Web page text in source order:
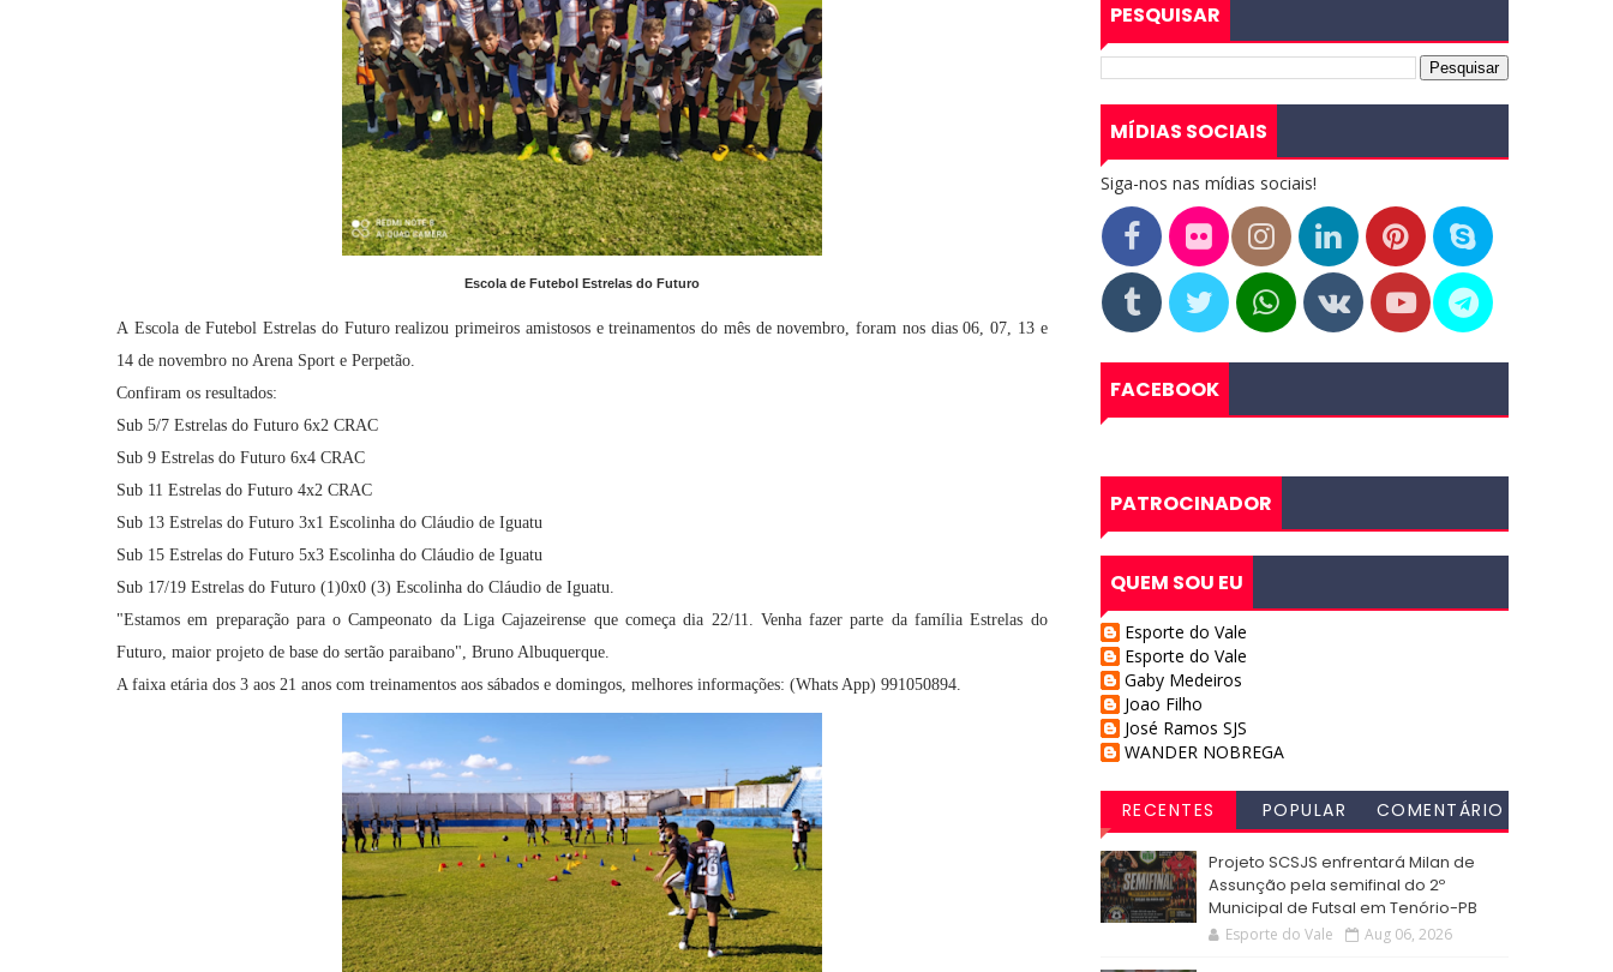
Escola de Futebol Estrelas do Futuro
A Escola de Futebol Estrelas do Futuro realizou primeiros amistosos e treinamentos do mês de novembro, foram nos dias 06, 07, 13 e
14 de novembro no Arena Sport e Perpetão.
Confiram os resultados:
Sub 5/7 Estrelas do Futuro 6x2 CRAC
Sub 9 Estrelas do Futuro 6x4 CRAC
Sub 11 Estrelas do Futuro 4x2 CRAC
Sub 13 Estrelas do Futuro 3x1 Escolinha do Cláudio de Iguatu
Sub 15 Estrelas do Futuro 5x3 Escolinha do Cláudio de Iguatu
Sub 17/19 Estrelas do Futuro (1)0x0 (3) Escolinha do Cláudio de Iguatu.
"Estamos em preparação para o Campeonato da Liga Cajazeirense que começa dia 22/11. Venha fazer parte da família Estrelas do
Futuro, maior projeto de base do sertão paraibano", Bruno Albuquerque.
A faixa etária dos 3 aos 21 anos com treinamentos aos sábados e domingos, melhores informações: (Whats App) 991050894.
PESQUISAR
MÍDIAS SOCIAIS
Siga-nos nas mídias sociais!
FACEBOOK
PATROCINADOR
QUEM SOU EU
Esporte do Vale
Esporte do Vale
Gaby Medeiros
Joao Filho
José Ramos SJS
WANDER NOBREGA
RECENTES POPULAR
COMENTÁRIO
Projeto SCSJS enfrentará Milan de
Assunção pela semifinal do 2º
Municipal de Futsal em Tenório-PB
Esporte do Vale Aug 06, 2026